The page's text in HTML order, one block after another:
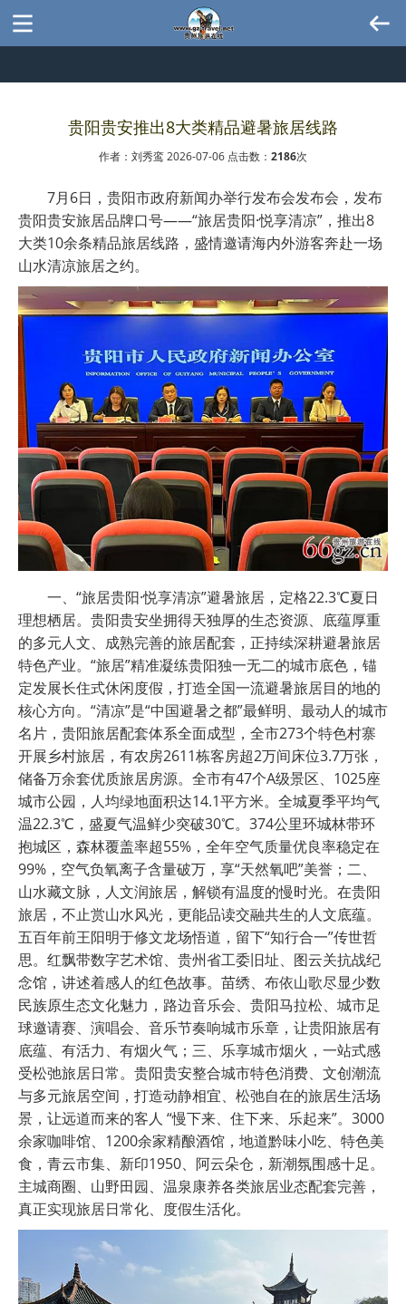
贵阳贵安推出8大类精品避暑旅居线路
作者：刘秀鸾 2026-07-06 点击数： 2186次
7月6日，贵阳市政府新闻办举行发布会发布会，发布
贵阳贵安旅居品牌口号——“旅居贵阳·悦享清凉”，推出8
大类10余条精品旅居线路，盛情邀请海内外游客奔赴一场
山水清凉旅居之约。
一、“旅居贵阳·悦享清凉”避暑旅居，定格22.3℃夏日
理想栖居。贵阳贵安坐拥得天独厚的生态资源、底蕴厚重
的多元人文、成熟完善的旅居配套，正持续深耕避暑旅居
特色产业。“旅居”精准凝练贵阳独一无二的城市底色，锚
定发展长住式休闲度假，打造全国一流避暑旅居目的地的
核心方向。“清凉”是“中国避暑之都”最鲜明、最动人的城市
名片，贵阳旅居配套体系全面成型，全市273个特色村寨
开展乡村旅居，有农房2611栋客房超2万间床位3.7万张，
储备万余套优质旅居房源。全市有47个A级景区、1025座
城市公园，人均绿地面积达14.1平方米。全城夏季平均气
温22.3℃，盛夏气温鲜少突破30℃。374公里环城林带环
抱城区，森林覆盖率超55%，全年空气质量优良率稳定在
99%，空气负氧离子含量破万，享“天然氧吧”美誉；二、
山水藏文脉，人文润旅居，解锁有温度的慢时光。在贵阳
旅居，不止赏山水风光，更能品读交融共生的人文底蕴。
五百年前王阳明于修文龙场悟道，留下“知行合一”传世哲
思。红飘带数字艺术馆、贵州省工委旧址、图云关抗战纪
念馆，讲述着感人的红色故事。苗绣、布依山歌尽显少数
民族原生态文化魅力，路边音乐会、贵阳马拉松、城市足
球邀请赛、演唱会、音乐节奏响城市乐章，让贵阳旅居有
底蕴、有活力、有烟火气；三、乐享城市烟火，一站式感
受松弛旅居日常。贵阳贵安整合城市特色消费、文创潮流
与多元旅居空间，打造动静相宜、松弛自在的旅居生活场
景，让远道而来的客人 “慢下来、住下来、乐起来”。3000
余家咖啡馆、1200余家精酿酒馆，地道黔味小吃、特色美
食，青云市集、新印1950、阿云朵仓，新潮氛围感十足。
主城商圈、山野田园、温泉康养各类旅居业态配套完善，
真正实现旅居日常化、度假生活化。